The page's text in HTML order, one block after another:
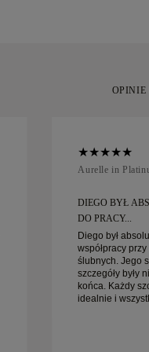
OPINIE
Aurelle in
DIEGO BYŁ
DO PRACY...
Diego był
współpracy
ślubnych. Jego
szczegóły były
końca. Każdy
idealnie i